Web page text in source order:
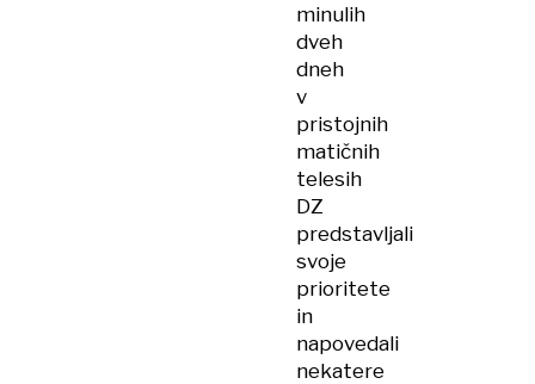
minulih
dveh
dneh
v
pristojnih
matičnih
telesih
DZ
predstavljali
svoje
prioritete
in
napovedali
nekatere